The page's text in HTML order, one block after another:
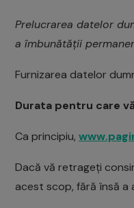
Prelucrarea datelor
a îmbunătății
Furnizarea datelor
Durata pentru care
Ca principiu,
Dacă vă retrageți
acest scop, fără însă